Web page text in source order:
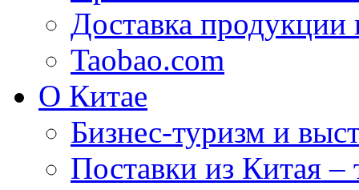
Доставка продукции
Taobao.com
О Китае
Бизнес-туризм и
Поставки из Китая